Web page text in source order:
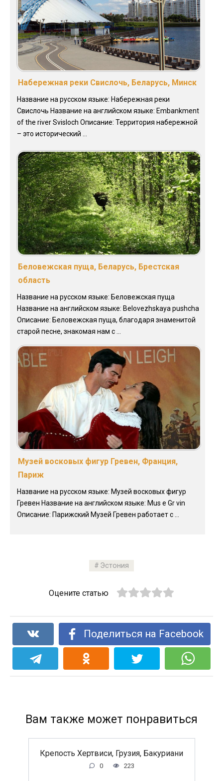
Набережная реки Свислочь, Беларусь, Минск
Название на русском языке: Набережная реки
Свислочь Название на английском языке: Embankment
of the river Svisloch Описание: Территория набережной
– это исторический ...
Беловежская пуща, Беларусь, Брестская
область
Название на русском языке: Беловежская пуща
Название на английском языке: Belovezhskaya pushcha
Описание: Беловежская пуща, благодаря знаменитой
старой песне, знакомая нам с ...
Музей восковых фигур Гревен, Франция,
Париж
Название на русском языке: Музей восковых фигур
Гревен Название на английском языке: Mus e Gr vin
Описание: Парижский Музей Гревен работает с ...
Эстония
Оцените статью
Поделиться на Facebook
Вам также может понравиться
Крепость Хертвиси, Грузия, Бакуриани
0 223